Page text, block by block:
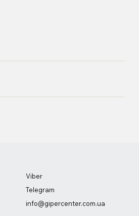
Viber
Telegram
info@gipercenter.com.ua